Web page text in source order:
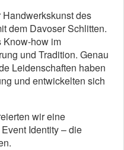
des
dem Davoser Schlitten.
Know-how im
und Tradition. Genau
Leidenschaften haben
und entwickelten sich
wir eine
Identity – die